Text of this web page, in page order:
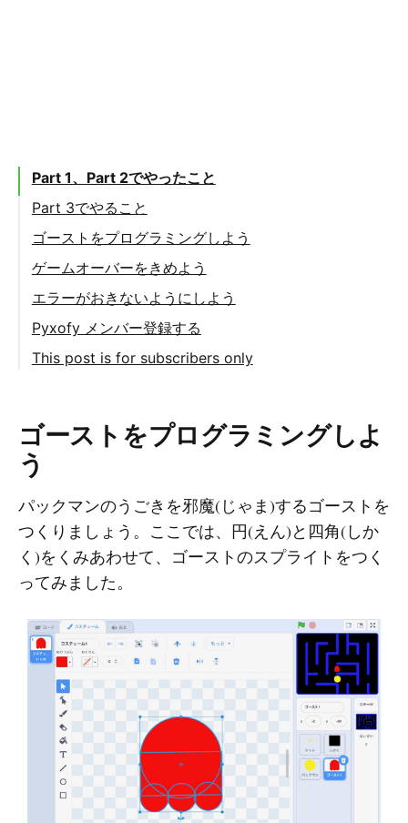
Part 1、Part 2でやったこと
Part 3でやること
ゴーストをプログラミングしよう
ゲームオーバーをきめよう
エラーがおきないようにしよう
メッセージをつかおう
Pyxofy メンバー登録する
This post is for subscribers only
ゴーストをプログラミングしよ
う
パックマンのうごきを邪魔(じゃま)するゴーストを
つくりましょう。ここでは、円(えん)と四角(しか
く)をくみあわせて、ゴーストのスプライトをつく
ってみました。